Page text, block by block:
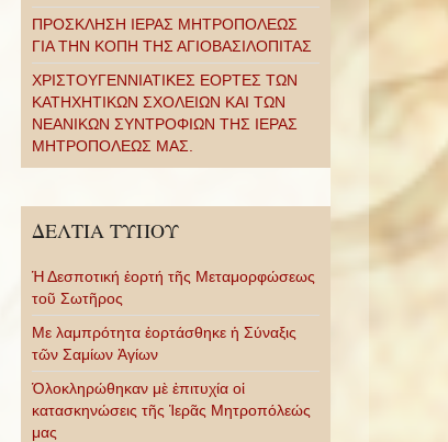
ΠΡΟΣΚΛΗΣΗ ΙΕΡΑΣ ΜΗΤΡΟΠΟΛΕΩΣ
ΓΙΑ ΤΗΝ ΚΟΠΗ ΤΗΣ ΑΓΙΟΒΑΣΙΛΟΠΙΤΑΣ
ΧΡΙΣΤΟΥΓΕΝΝΙΑΤΙΚΕΣ ΕΟΡΤΕΣ ΤΩΝ
ΚΑΤΗΧΗΤΙΚΩΝ ΣΧΟΛΕΙΩΝ ΚΑΙ ΤΩΝ
ΝΕΑΝΙΚΩΝ ΣΥΝΤΡΟΦΙΩΝ ΤΗΣ ΙΕΡΑΣ
ΜΗΤΡΟΠΟΛΕΩΣ ΜΑΣ.
ΔΕΛΤΙΑ ΤΥΠΟΥ
Ἡ Δεσποτική ἑορτή τῆς Μεταμορφώσεως
τοῦ Σωτῆρος
Με λαμπρότητα ἑορτάσθηκε ἡ Σύναξις
τῶν Σαμίων Ἁγίων
Ὁλοκληρώθηκαν μὲ ἐπιτυχία οἱ
κατασκηνώσεις τῆς Ἱερᾶς Μητροπόλεώς
μας